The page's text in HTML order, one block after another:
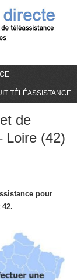
TÉLÉASSISTANCE
de
Loire (42)
pour